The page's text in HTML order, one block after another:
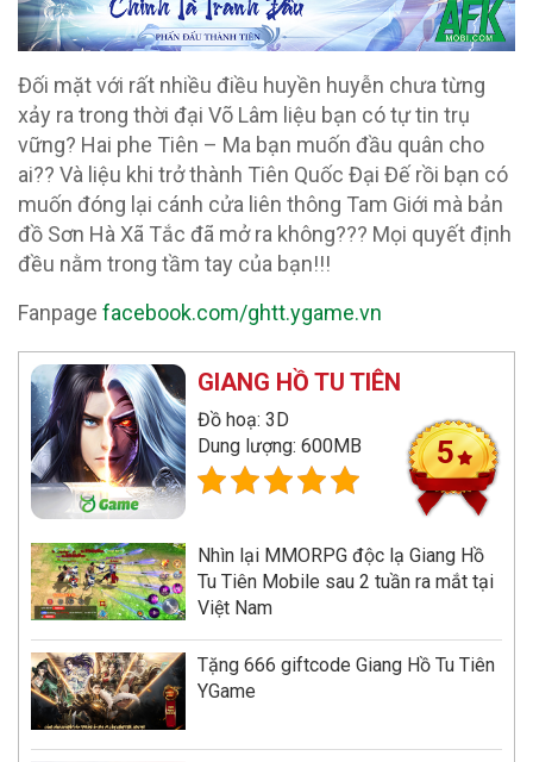
Đối mặt với rất nhiều điều huyền huyễn chưa từng
xảy ra trong thời đại Võ Lâm liệu bạn có tự tin trụ
vững? Hai phe Tiên – Ma bạn muốn đầu quân cho
ai?? Và liệu khi trở thành Tiên Quốc Đại Đế rồi bạn có
muốn đóng lại cánh cửa liên thông Tam Giới mà bản
đồ Sơn Hà Xã Tắc đã mở ra không??? Mọi quyết định
đều nằm trong tầm tay của bạn!!!
Fanpage facebook.com/ghtt.ygame.vn
GIANG HỒ TU TIÊN
Đồ hoạ: 3D
Dung lượng: 600MB
5
Nhìn lại MMORPG độc lạ Giang Hồ
Tu Tiên Mobile sau 2 tuần ra mắt tại
Việt Nam
Tặng 666 giftcode Giang Hồ Tu Tiên
YGame